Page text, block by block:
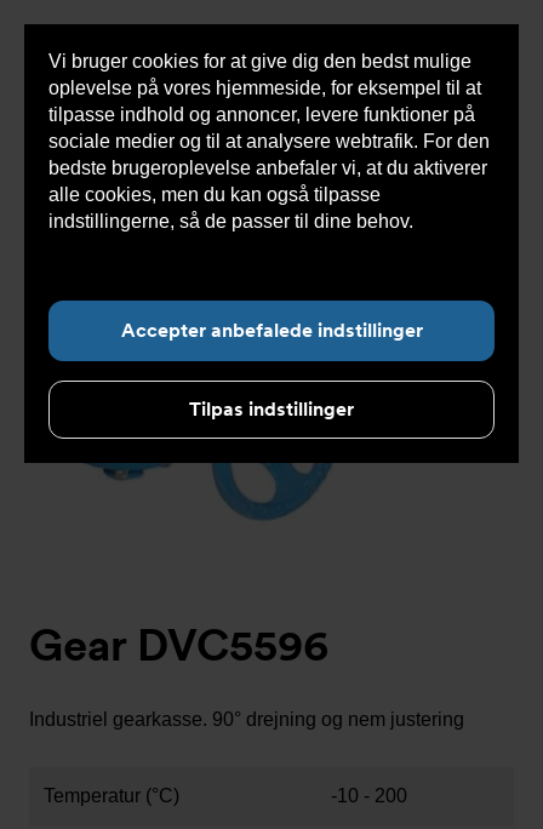
Vi bruger cookies for at give dig den bedst mulige
oplevelse på vores hjemmeside, for eksempel til at
tilpasse indhold og annoncer, levere funktioner på
sociale medier og til at analysere webtrafik. For den
bedste brugeroplevelse anbefaler vi, at du aktiverer
alle cookies, men du kan også tilpasse
indstillingerne, så de passer til dine behov.
Accepter anbefalede indstillinger
Tilpas indstillinger
Du
her:
Armatec > Produkter >
Automatisering aktuatorer og
gear
> Reservedele og tilbehør automatisering
Håndhjulsgear
> Gear DVC5596
Gear DVC5596
Industriel gearkasse. 90° drejning og nem justering
Temperatur (°C) -10 - 200